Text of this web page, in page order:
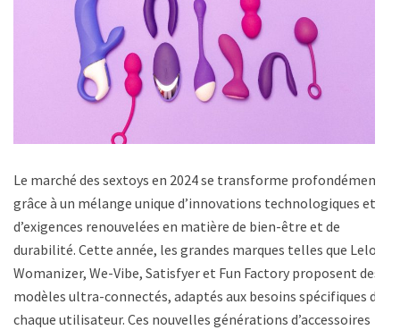
Le marché des sextoys en 2024 se transforme profondément
grâce à un mélange unique d’innovations technologiques et
d’exigences renouvelées en matière de bien-être et de
durabilité. Cette année, les grandes marques telles que Lelo,
Womanizer, We-Vibe, Satisfyer et Fun Factory proposent des
modèles ultra-connectés, adaptés aux besoins spécifiques de
chaque utilisateur. Ces nouvelles générations d’accessoires